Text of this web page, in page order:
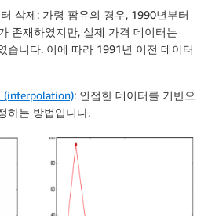
삭제: 가령 팜유의 경우, 1990년부터
존재하였지만, 실제 가격 데이터는
습니다. 이에 따라 1991년 이전 데이터
(interpolation): 인접한 데이터를 기반으
하는 방법입니다.